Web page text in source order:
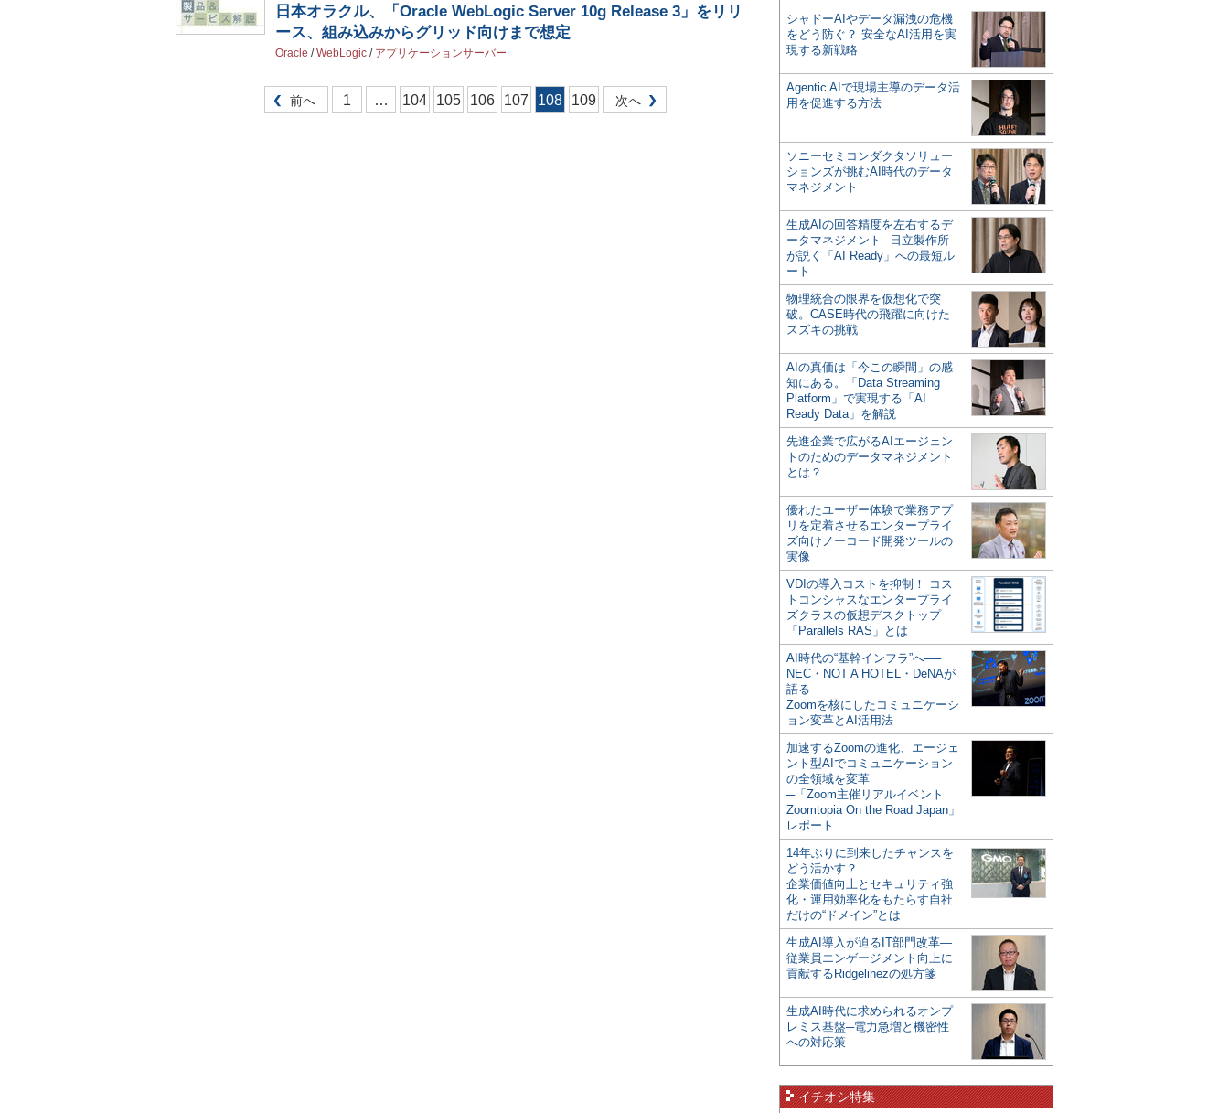
日本オラクル、「Oracle WebLogic Server 10g Release 3」をリリ
ース、組み込みからグリッド向けまで想定
Oracle /WebLogic / アプリケーションサーバー
前へ 1 … 104 105 106 107 108 109 次へ
シャドーAIやデータ漏洩の危機
をどう防ぐ？ 安全なAI活用を実
現する新戦略
Agentic AIで現場主導のデータ活
用を促進する方法
ソニーセミコンダクタソリュー
ションズが挑むAI時代のデータ
マネジメント
生成AIの回答精度を左右するデ
ータマネジメント─日立製作所
が説く「AI Ready」への最短ル
ート
物理統合の限界を仮想化で突
破。CASE時代の飛躍に向けた
スズキの挑戦
AIの真価は「今この瞬間」の感
知にある。「Data Streaming
Platform」で実現する「AI
Ready Data」を解説
先進企業で広がるAIエージェン
トのためのデータマネジメント
とは？
優れたユーザー体験で業務アプ
リを定着させるエンタープライ
ズ向けノーコード開発ツールの
実像
VDIの導入コストを抑制！ コス
トコンシャスなエンタープライ
ズクラスの仮想デスクトップ
「Parallels RAS」とは
AI時代の“基幹インフラ”へ──
NEC・NOT A HOTEL・DeNAが
語る
Zoomを核にしたコミュニケーシ
ョン変革とAI活用法
加速するZoomの進化、エージェ
ント型AIでコミュニケーション
の全領域を変革
─「Zoom主催リアルイベント
Zoomtopia On the Road Japan」
レポート
14年ぶりに到来したチャンスを
どう活かす？
企業価値向上とセキュリティ強
化・運用効率化をもたらす自社
だけの“ドメイン”とは
生成AI導入が迫るIT部門改革―
従業員エンゲージメント向上に
貢献するRidgelinezの処方箋
生成AI時代に求められるオンプ
レミス基盤─電力急増と機密性
への対応策
イチオシ特集